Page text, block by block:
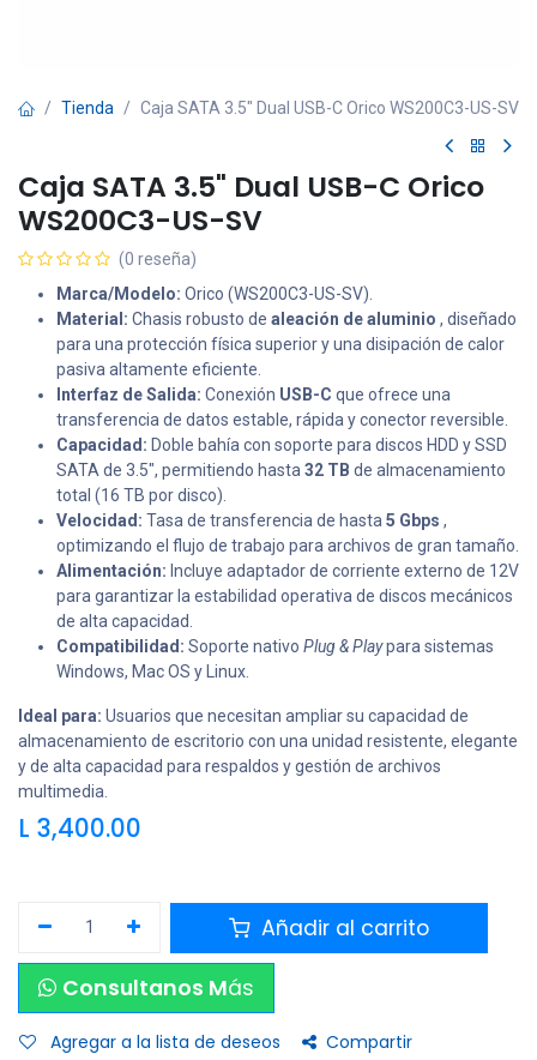
Tienda Caja SATA 3.5" Dual USB-C Orico WS200C3-US-SV
Caja SATA 3.5" Dual USB-C Orico
WS200C3-US-SV
(0 reseña)
Marca/Modelo: Orico (WS200C3-US-SV).
Material: Chasis robusto de aleación de aluminio , diseñado
para una protección física superior y una disipación de calor
pasiva altamente eficiente.
Interfaz de Salida: Conexión USB-C que ofrece una
transferencia de datos estable, rápida y conector reversible.
Capacidad: Doble bahía con soporte para discos HDD y SSD
SATA de 3.5", permitiendo hasta 32 TB de almacenamiento
total (16 TB por disco).
Velocidad: Tasa de transferencia de hasta 5 Gbps ,
optimizando el flujo de trabajo para archivos de gran tamaño.
Alimentación: Incluye adaptador de corriente externo de 12V
para garantizar la estabilidad operativa de discos mecánicos
de alta capacidad.
Compatibilidad: Soporte nativo Plug & Playpara sistemas
Windows, Mac OS y Linux.
Ideal para: Usuarios que necesitan ampliar su capacidad de
almacenamiento de escritorio con una unidad resistente, elegante
y de alta capacidad para respaldos y gestión de archivos
multimedia.
L 3,400.00
Añadir al carrito
Consultanos Más
Agregar a la lista de deseos Compartir